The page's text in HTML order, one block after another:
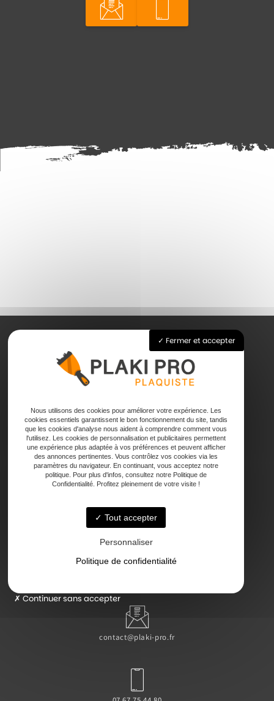
Accueil
Pose de plaque de plâtre
Faux plafond
Contact
47000 Agen
contact@plaki-pro.fr
Fermer et accepter
Nous utilisons des cookies pour améliorer votre expérience. Les
cookies essentiels garantissent le bon fonctionnement du site, tandis
que les cookies d'analyse nous aident à comprendre comment vous
l'utilisez. Les cookies de personnalisation et publicitaires permettent
une expérience plus adaptée à vos préférences et peuvent afficher
des annonces pertinentes. Vous contrôlez vos cookies via les
paramètres du navigateur. En continuant, vous acceptez notre
politique. Pour plus d'infos, consultez notre Politique de
Confidentialité. Profitez pleinement de votre visite !
Tout accepter
Personnaliser
Politique de confidentialité
Continuer sans accepter